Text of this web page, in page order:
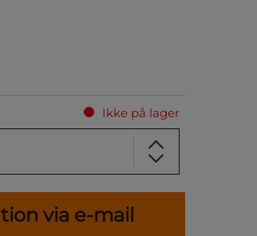
Ikke på lager
via e-mail